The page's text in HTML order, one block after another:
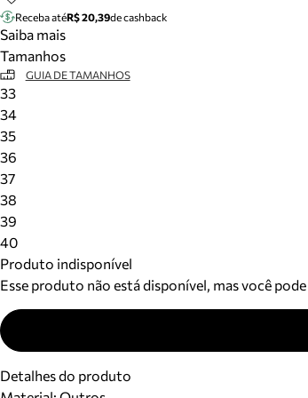
Receba atéR$ 20,39de cashback
Saiba mais
Tamanhos
GUIA DE TAMANHOS
33
34
35
36
37
38
39
40
Produto indisponível
Esse produto não está disponível, mas você pode
Detalhes do produto